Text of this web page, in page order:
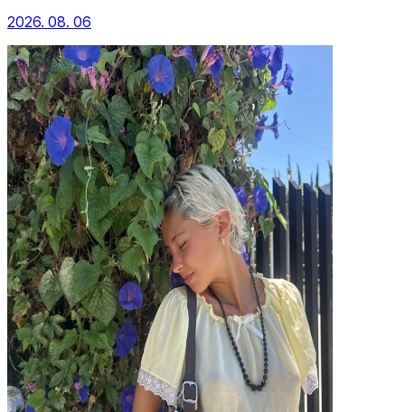
2026. 08. 06